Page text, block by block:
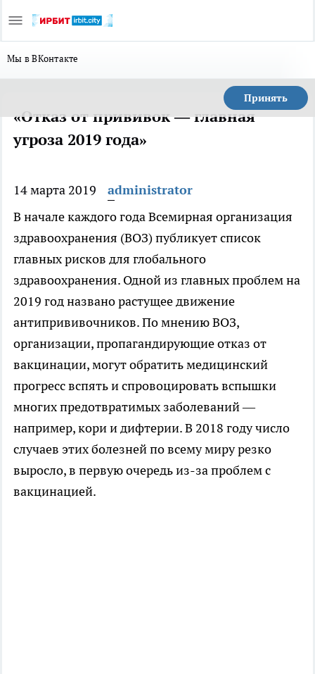
Мы в ВКонтакте
Принять
«Отказ от прививок — главная
угроза 2019 года»
14 марта 2019
administrator
В начале каждого года Всемирная организация
здравоохранения (ВОЗ) публикует список
главных рисков для глобального
здравоохранения. Одной из главных проблем на
2019 год названо растущее движение
антипрививочников. По мнению ВОЗ,
организации, пропагандирующие отказ от
вакцинации, могут обратить медицинский
прогресс вспять и спровоцировать вспышки
многих предотвратимых заболеваний —
например, кори и дифтерии. В 2018 году число
случаев этих болезней по всему миру резко
выросло, в первую очередь из-за проблем с
вакцинацией.